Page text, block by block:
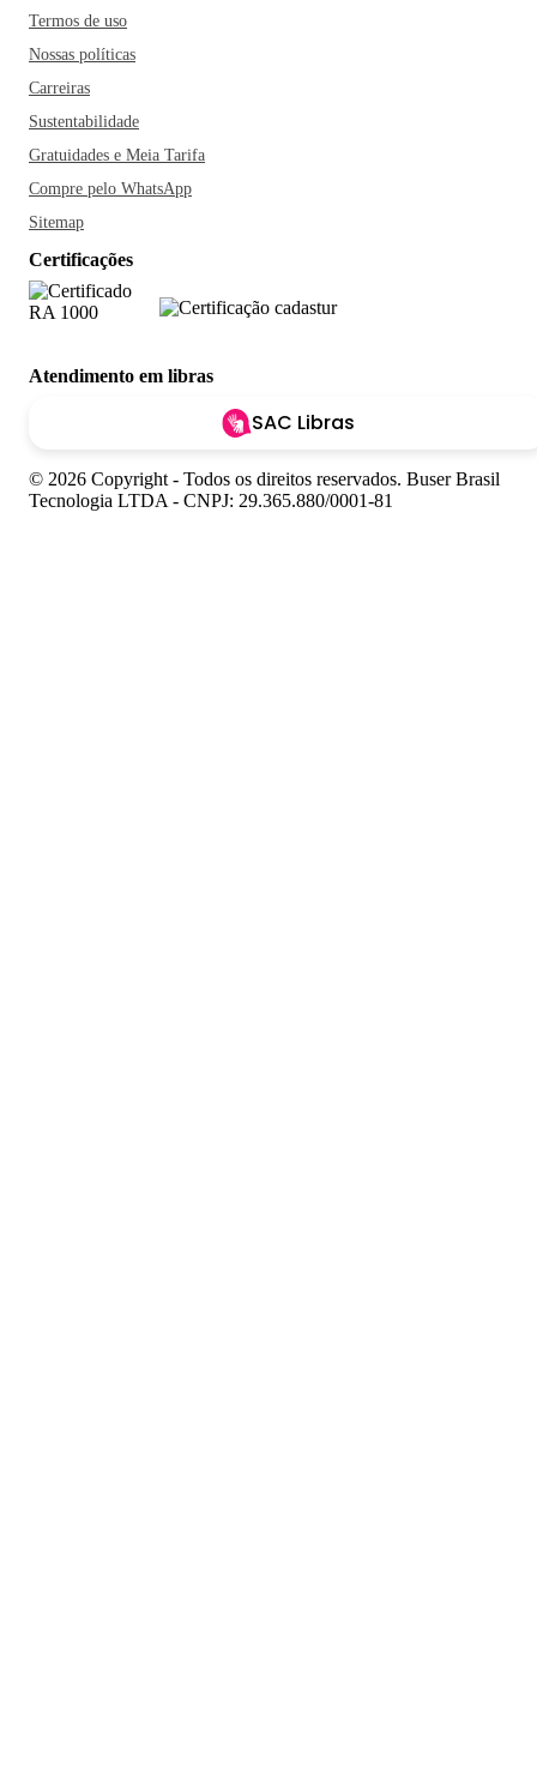
Termos de uso
Nossas políticas
Carreiras
Sustentabilidade
Gratuidades e Meia Tarifa
Compre pelo WhatsApp
Sitemap
Certificações
Atendimento em libras
SAC Libras
© 2026 Copyright - Todos os direitos reservados. Buser Brasil
Tecnologia LTDA - CNPJ: 29.365.880/0001-81